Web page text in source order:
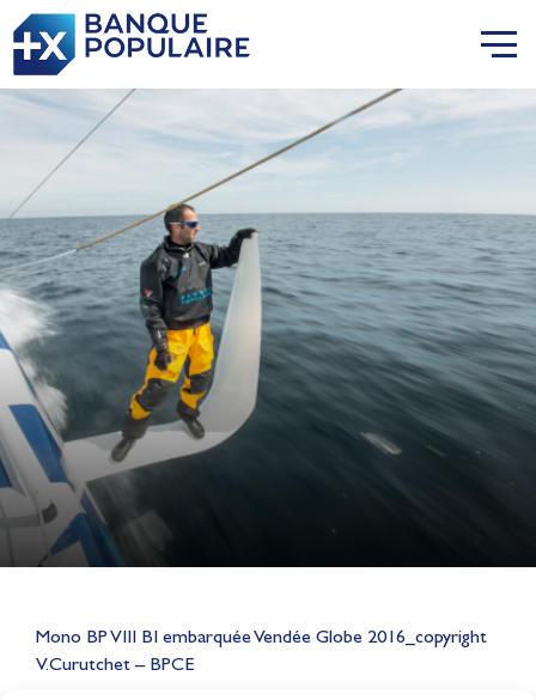
Mono BP VIII BI embarquée Vendée Globe 2016_copyright
V.Curutchet – BPCE
Beach, sur le plan d'eau des
Jeux Olympiques 2028